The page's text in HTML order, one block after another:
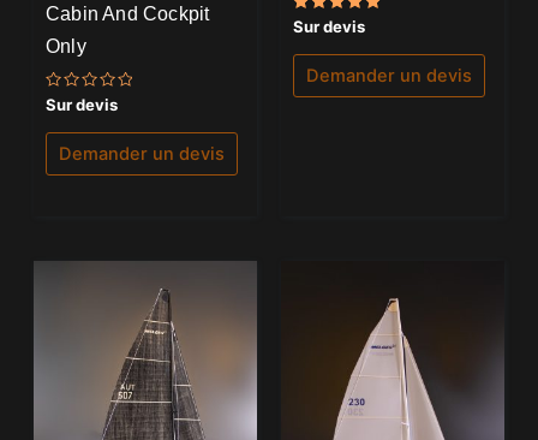
Cabin And Cockpit
Only
Note
0
sur
Sur devis
Demander un devis
Note
5.00
sur 5
Sur devis
Demander un devis